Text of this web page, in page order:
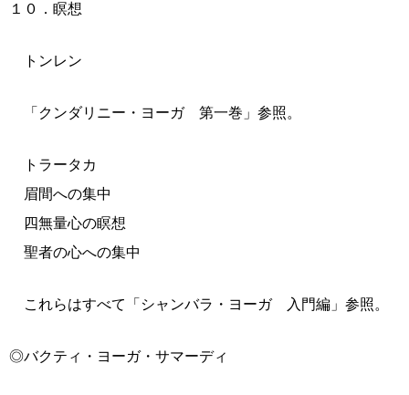
１０．瞑想
トンレン
「クンダリニー・ヨーガ 第一巻」参照。
トラータカ
眉間への集中
四無量心の瞑想
聖者の心への集中
これらはすべて「シャンバラ・ヨーガ 入門編」参照。
◎バクティ・ヨーガ・サマーディ